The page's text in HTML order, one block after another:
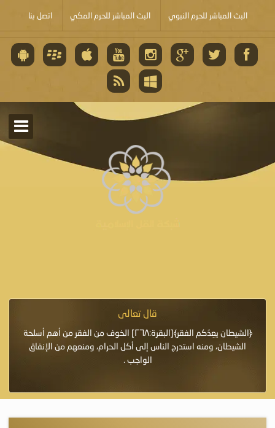
البث المباشر للحرم النبوي البث المباشر للحرم المكي اتصل بنا
قال تعالى
﴿الشيطان يعِدُكم الفقر﴾[البقرة:٢٦٨] الخوف من الفقر من أهم أسلحة
الشيطان، ومنه استدرج الناس إلى أكل الحرام، ومنعهم من الإنفاق
الواجب .